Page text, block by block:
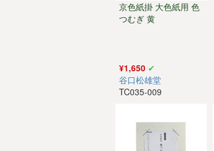
京色紙掛 大色紙用 色
つむぎ 黄
¥1,650
谷口松雄堂
TC035-009